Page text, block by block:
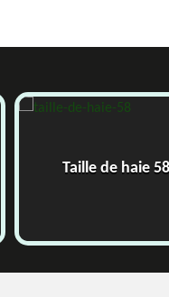
Taille de haie 58